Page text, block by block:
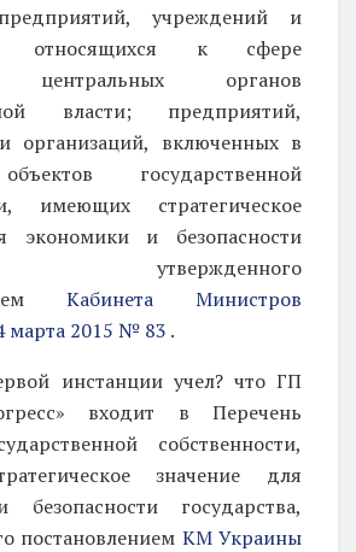
учреждений и
относящихся к сфере
центральных органов
власти; предприятий,
организаций, включенных в
государственной
имеющих стратегическое
экономики и безопасности
утвержденного
Кабинета Министров
марта 2015 № 83 .
инстанции учел? что ГП
входит в Перечень
собственности,
значение для
государства,
постановлением КМ Украины